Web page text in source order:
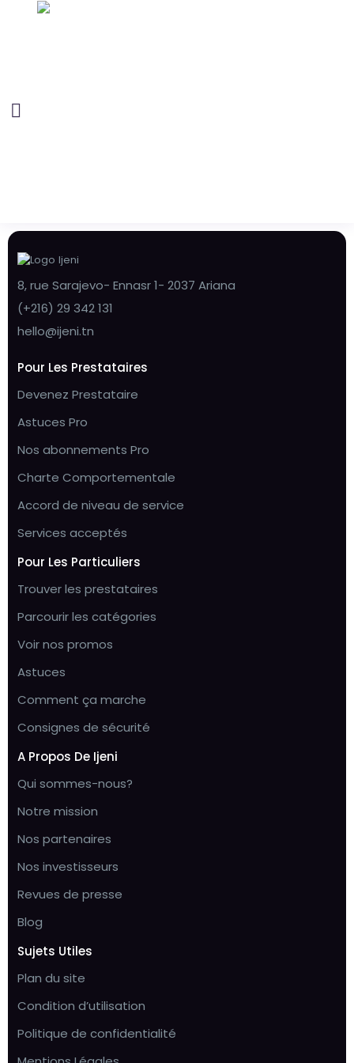
8, rue Sarajevo- Ennasr 1- 2037 Ariana
(+216) 29 342 131
hello@ijeni.tn
Pour Les Prestataires
Devenez Prestataire
Astuces Pro
Nos abonnements Pro
Charte Comportementale
Accord de niveau de service
Services acceptés
Pour Les Particuliers
Trouver les prestataires
Parcourir les catégories
Voir nos promos
Astuces
Comment ça marche
Consignes de sécurité
A Propos De Ijeni
Qui sommes-nous?
Notre mission
Nos partenaires
Nos investisseurs
Revues de presse
Blog
Sujets Utiles
Plan du site
Condition d’utilisation
Politique de confidentialité